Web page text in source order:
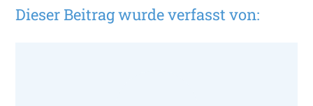
Dieser Beitrag wurde verfasst von: